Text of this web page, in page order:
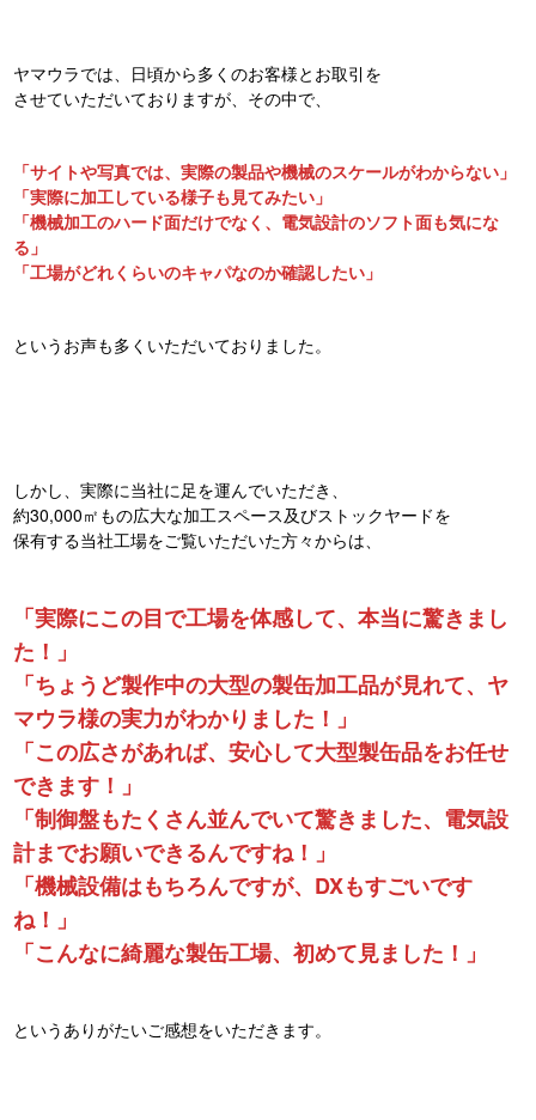
ヤマウラでは、日頃から多くのお客様とお取引を
させていただいておりますが、その中で、
「サイトや写真では、実際の製品や機械のスケールがわからない」
「実際に加工している様子も見てみたい」
「機械加工のハード面だけでなく、電気設計のソフト面も気にな
る」
「工場がどれくらいのキャパなのか確認したい」
というお声も多くいただいておりました。
しかし、実際に当社に足を運んでいただき、
約30,000㎡もの広大な加工スペース及びストックヤードを
保有する当社工場をご覧いただいた方々からは、
「実際にこの目で工場を体感して、本当に驚きまし
た！」
「ちょうど製作中の大型の製缶加工品が見れて、ヤ
マウラ様の実力がわかりました！」
「この広さがあれば、安心して大型製缶品をお任せ
できます！」
「制御盤もたくさん並んでいて驚きました、電気設
計までお願いできるんですね！」
「機械設備はもちろんですが、DXもすごいです
ね！」
「こんなに綺麗な製缶工場、初めて見ました！」
というありがたいご感想をいただきます。